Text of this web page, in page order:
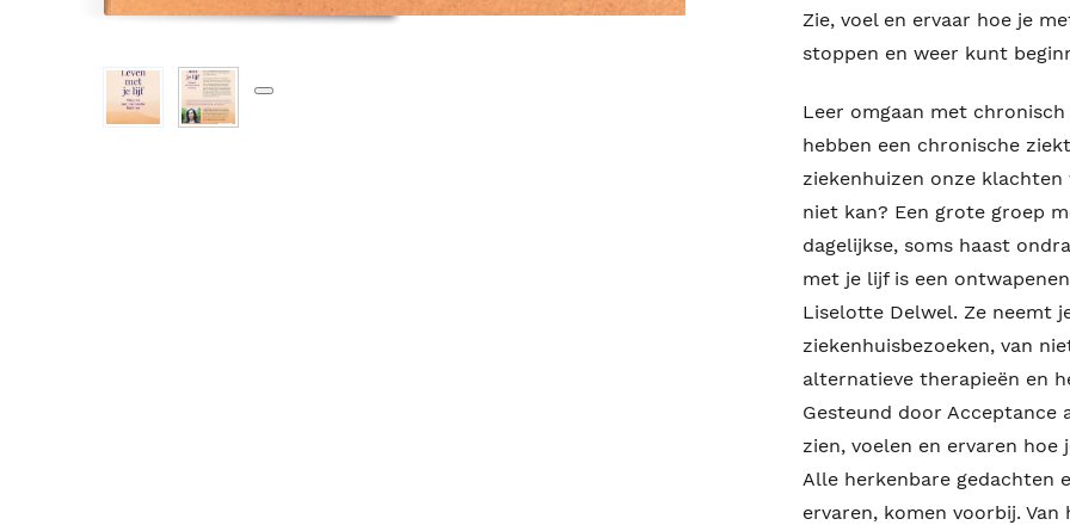
Zie, voel en ervaar hoe je
stoppen en weer kunt
Leer omgaan met
hebben een chronische
ziekenhuizen onze klachten
niet kan? Een grote groep
dagelijkse, soms haast
met je lijf is een
Liselotte Delwel. Ze neemt
ziekenhuisbezoeken, van
alternatieve therapieën en
Gesteund door Acceptance
zien, voelen en ervaren
Alle herkenbare gedachten
ervaren, komen voorbij.